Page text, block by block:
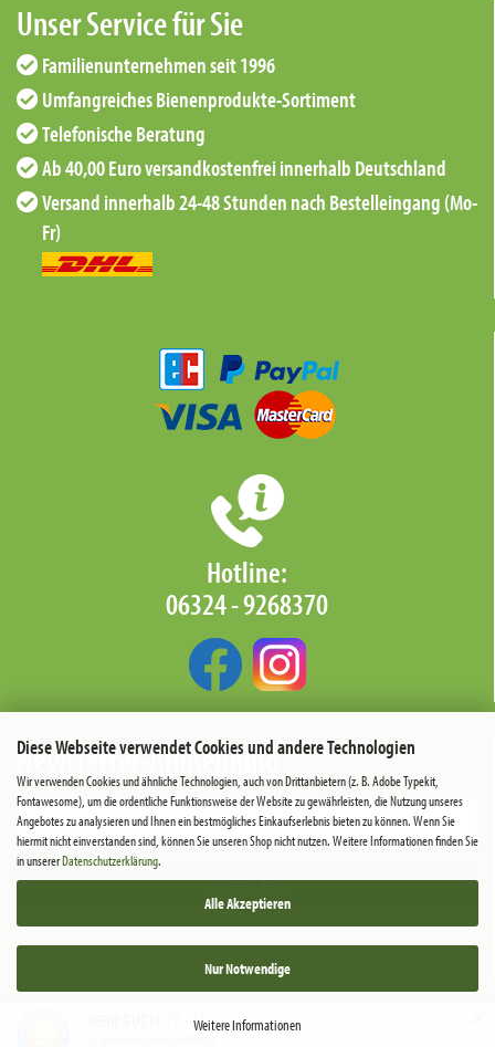
Diese Webseite verwendet Cookies und andere Technologien
Wir verwenden Cookies und ähnliche Technologien, auch von Drittanbietern (z. B. Adobe Typekit,
Fontawesome), um die ordentliche Funktionsweise der Website zu gewährleisten, die Nutzung unseres
Angebotes zu analysieren und Ihnen ein bestmögliches Einkaufserlebnis bieten zu können. Wenn Sie
hiermit nicht einverstanden sind, können Sie unseren Shop nicht nutzen. Weitere Informationen finden Sie
in unsererDatenschutzerklärung.
Alle Akzeptieren
Nur Notwendige
Weitere Informationen
Unser Service für Sie
Familienunternehmen seit 1996
Umfangreiches Bienenprodukte-Sortiment
Telefonische Beratung
Ab 40,00 Euro versandkostenfrei innerhalb Deutschland
Versand innerhalb 24-48 Stunden nach Bestelleingang (Mo-
Fr)
Hotline:
06324 - 9268370‬
Newsletter-Anmeldung
Anmelden
(4.77 / 5)